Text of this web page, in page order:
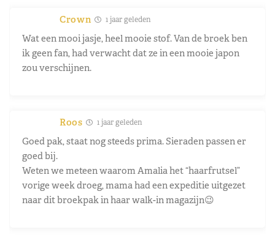
Crown 1 jaar geleden
Wat een mooi jasje, heel mooie stof. Van de broek ben
ik geen fan, had verwacht dat ze in een mooie japon
zou verschijnen.
Roos 1 jaar geleden
Goed pak, staat nog steeds prima. Sieraden passen er
goed bij.
Weten we meteen waarom Amalia het “haarfrutsel”
vorige week droeg, mama had een expeditie uitgezet
naar dit broekpak in haar walk-in magazijn😉